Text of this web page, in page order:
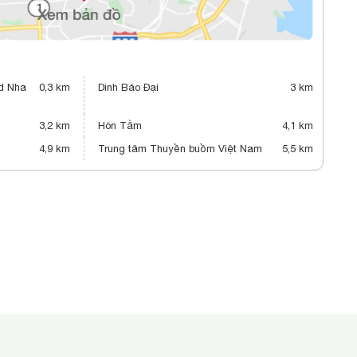
Nha
0,3 km Dinh Bảo Đại 3 km
3,2 km Hòn Tằm
4,1 km
4,9 km Trung tâm Thuyền buồm Việt Nam 5,5 km